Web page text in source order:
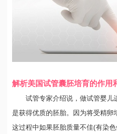
解析美国试管囊胚培育的作用
试管专家介绍说，做试管婴儿
是获得优质的胚胎。因为将受精卵
这过程中如果胚胎质量不佳(有染